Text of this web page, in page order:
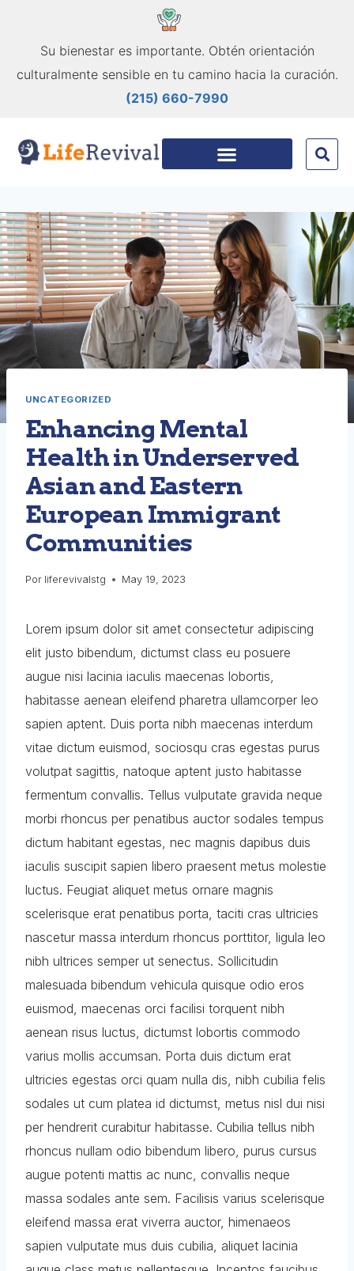
Su bienestar es importante. Obtén orientación
culturalmente sensible en tu camino hacia la curación.
(215) 660-7990
UNCATEGORIZED
Enhancing Mental
Health in Underserved
Asian and Eastern
European Immigrant
Communities
Por liferevivalstg May 19, 2023
Lorem ipsum dolor sit amet consectetur adipiscing
elit justo bibendum, dictumst class eu posuere
augue nisi lacinia iaculis maecenas lobortis,
habitasse aenean eleifend pharetra ullamcorper leo
sapien aptent. Duis porta nibh maecenas interdum
vitae dictum euismod, sociosqu cras egestas purus
volutpat sagittis, natoque aptent justo habitasse
fermentum convallis. Tellus vulputate gravida neque
morbi rhoncus per penatibus auctor sodales tempus
dictum habitant egestas, nec magnis dapibus duis
iaculis suscipit sapien libero praesent metus molestie
luctus. Feugiat aliquet metus ornare magnis
scelerisque erat penatibus porta, taciti cras ultricies
nascetur massa interdum rhoncus porttitor, ligula leo
nibh ultrices semper ut senectus. Sollicitudin
malesuada bibendum vehicula quisque odio eros
euismod, maecenas orci facilisi torquent nibh
aenean risus luctus, dictumst lobortis commodo
varius mollis accumsan. Porta duis dictum erat
ultricies egestas orci quam nulla dis, nibh cubilia felis
sodales ut cum platea id dictumst, metus nisl dui nisi
per hendrerit curabitur habitasse. Cubilia tellus nibh
rhoncus nullam odio bibendum libero, purus cursus
augue potenti mattis ac nunc, convallis neque
massa sodales ante sem. Facilisis varius scelerisque
eleifend massa erat viverra auctor, himenaeos
sapien vulputate mus duis cubilia, aliquet lacinia